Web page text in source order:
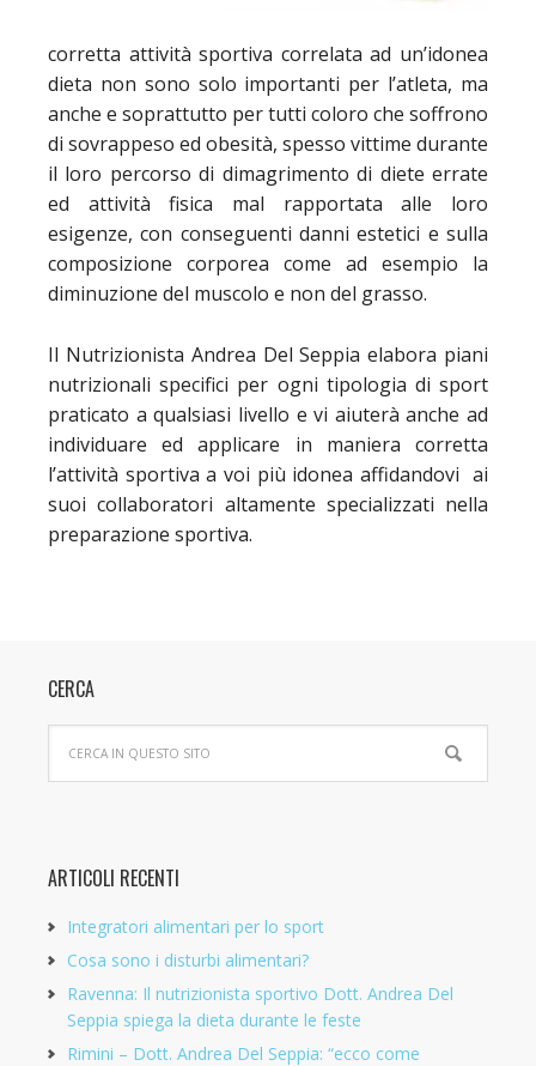
corretta attività sportiva correlata ad un’idonea
dieta non sono solo importanti per l’atleta, ma
anche e soprattutto per tutti coloro che soffrono
di sovrappeso ed obesità, spesso vittime durante
il loro percorso di dimagrimento di diete errate
ed attività fisica mal rapportata alle loro
esigenze, con conseguenti danni estetici e sulla
composizione corporea come ad esempio la
diminuzione del muscolo e non del grasso.
Il Nutrizionista Andrea Del Seppia elabora piani
nutrizionali specifici per ogni tipologia di sport
praticato a qualsiasi livello e vi aiuterà anche ad
individuare ed applicare in maniera corretta
l’attività sportiva a voi più idonea affidandovi ai
suoi collaboratori altamente specializzati nella
preparazione sportiva.
CERCA
ARTICOLI RECENTI
Integratori alimentari per lo sport
Cosa sono i disturbi alimentari?
Ravenna: Il nutrizionista sportivo Dott. Andrea Del
Seppia spiega la dieta durante le feste
Rimini – Dott. Andrea Del Seppia: “ecco come